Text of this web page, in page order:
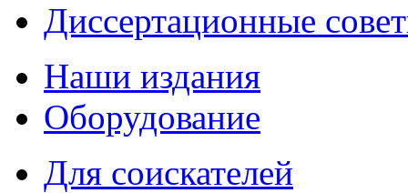
Диссертационные
Наши издания
Оборудование
Для соискателей